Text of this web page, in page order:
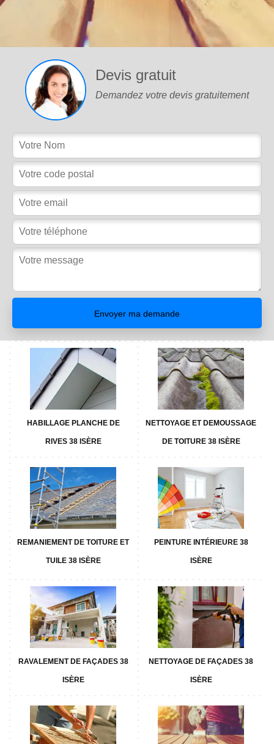
Devis gratuit
Demandez votre devis gratuitement
HABILLAGE PLANCHE DE
RIVES 38 ISÈRE
NETTOYAGE ET DEMOUSSAGE
DE TOITURE 38 ISÈRE
REMANIEMENT DE TOITURE ET
TUILE 38 ISÈRE
PEINTURE INTÉRIEURE 38
ISÈRE
RAVALEMENT DE FAÇADES 38
ISÈRE
NETTOYAGE DE FAÇADES 38
ISÈRE